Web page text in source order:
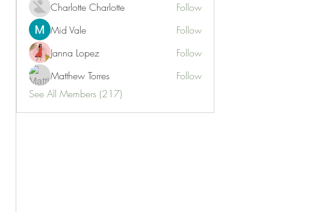
Charlotte Charlotte
Follow
Mid Vale
Follow
Janna Lopez
Follow
Matthew Torres
Follow
See All Members (217)